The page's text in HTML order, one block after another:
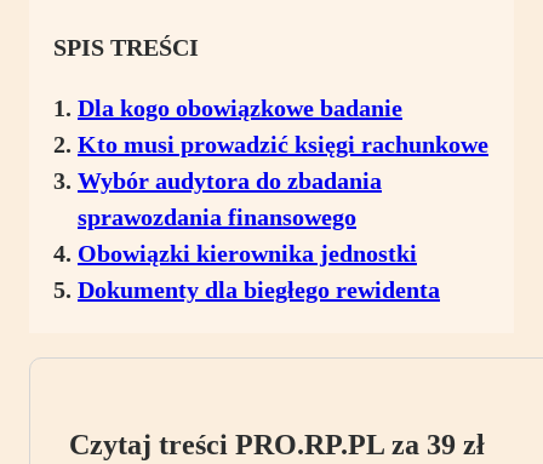
SPIS TREŚCI
Dla kogo obowiązkowe badanie
Kto musi prowadzić księgi rachunkowe
Wybór audytora do zbadania
sprawozdania finansowego
Obowiązki kierownika jednostki
Dokumenty dla biegłego rewidenta
Czytaj treści PRO.RP.PL za 39 zł